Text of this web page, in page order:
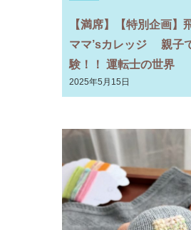
【満席】【特別企画】
ママ’sカレッジ 親子
験！！ 運転士の世界
2025年5月15日